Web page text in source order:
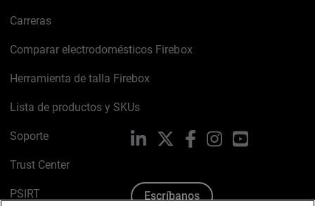
Carreras
Comparar electrodomésticos Firebox
Herramienta de talla Firebox
Lista de productos y SKUs
Soporte
Trust Center
PSIRT
LinkedIn FacebookInstagramYouTube
Escríbanos